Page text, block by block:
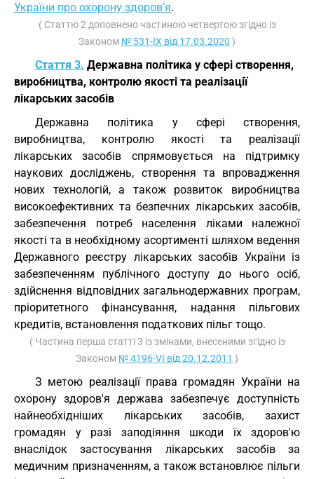
України про охорону здоров’я.
( Статтю 2 доповнено частиною четвертою згідно із
Законом № 531-IX від 17.03.2020 )
Стаття 3. Державна політика у сфері створення,
виробництва, контролю якості та реалізації
лікарських засобів
Державна політика у сфері створення,
виробництва, контролю якості та реалізації
лікарських засобів спрямовується на підтримку
наукових досліджень, створення та впровадження
нових технологій, а також розвиток виробництва
високоефективних та безпечних лікарських засобів,
забезпечення потреб населення ліками належної
якості та в необхідному асортименті шляхом ведення
Державного реєстру лікарських засобів України із
забезпеченням публічного доступу до нього осіб,
здійснення відповідних загальнодержавних програм,
пріоритетного фінансування, надання пільгових
кредитів, встановлення податкових пільг тощо.
( Частина перша статті 3 із змінами, внесеними згідно із
Законом № 4196-VI від 20.12.2011 )
З метою реалізації права громадян України на
охорону здоров'я держава забезпечує доступність
найнеобхідніших лікарських засобів, захист
громадян у разі заподіяння шкоди їх здоров'ю
внаслідок застосування лікарських засобів за
медичним призначенням, а також встановлює пільги